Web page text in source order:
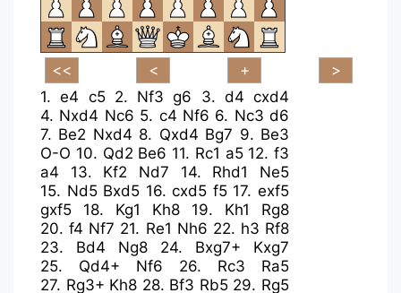
1.e4 c5 2. Nf3 g6 3. d4 cxd4
4. Nxd4 Nc6 5. c4 Nf6 6. Nc3 d6
7. Be2 Nxd4 8. Qxd4 Bg7 9. Be3
O-O 10. Qd2 Be6 11. Rc1 a5 12. f3
a4
13. Kf2 Nd7 14. Rhd1
Ne5
15. Nd5 Bxd5 16.cxd5 f5 17.exf5
gxf5
18. Kg1 Kh8 19. Kh1
Rg8
20.f4 Nf7 21. Re1 Nh6 22. h3 Rf8
23. Bd4 Ng8 24. Bxg7+
Kxg7
25. Qd4+ Nf6 26. Rc3
Ra5
27. Rg3+ Kh8 28. Bf3 Rb5 29. Rg5